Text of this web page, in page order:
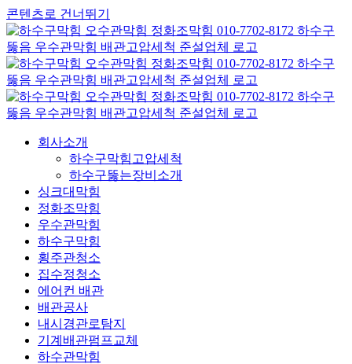
콘텐츠로 건너뛰기
회사소개
하수구막힘고압세척
하수구뚫는장비소개
싱크대막힘
정화조막힘
우수관막힘
하수구막힘
횡주관청소
집수정청소
에어컨 배관
배관공사
내시경관로탐지
기계배관펌프교체
하수관막힘